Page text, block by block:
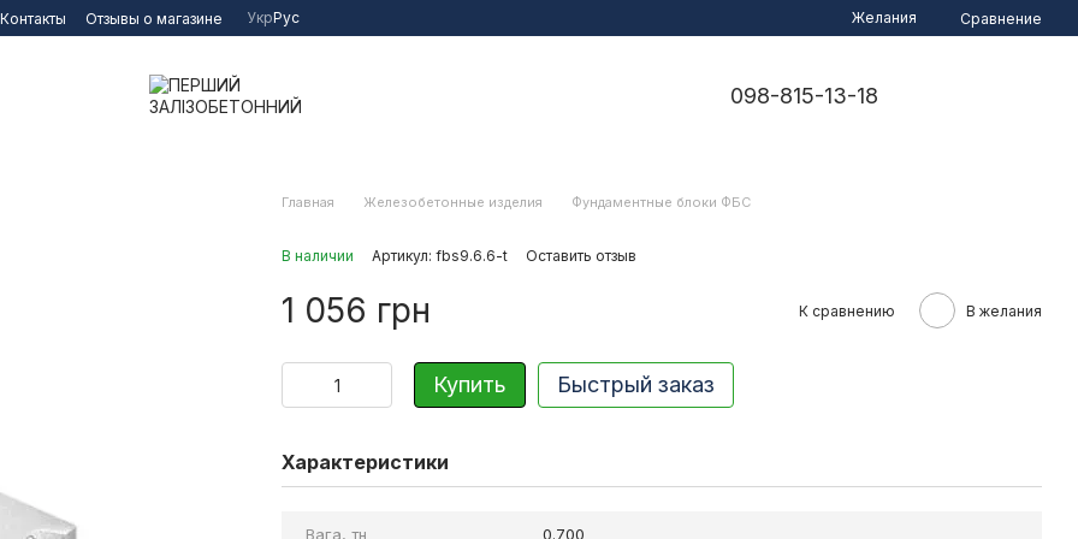
Контакты Отзывы о магазине УкрРус Желания Сравнение
098-815-13-18
Главная Железобетонные изделия Фундаментные блоки ФБС
В наличии Артикул: fbs9.6.6-t Оставить отзыв
1 056 грн К сравнению В желания
Купить Быстрый заказ
Характеристики
Вага, тн 0.700